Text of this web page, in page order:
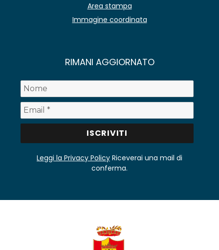
Area stampa
Immagine coordinata
RIMANI AGGIORNATO
Leggi la Privacy Policy Riceverai una mail di
conferma.